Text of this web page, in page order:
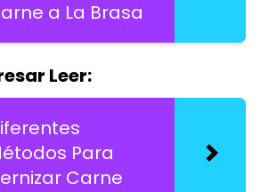
a La Brasa
Leer:
Para
Carne